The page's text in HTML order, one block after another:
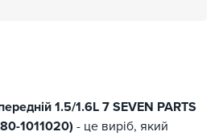
1.5/1.6L 7 SEVEN PARTS
1011020) - це виріб, який